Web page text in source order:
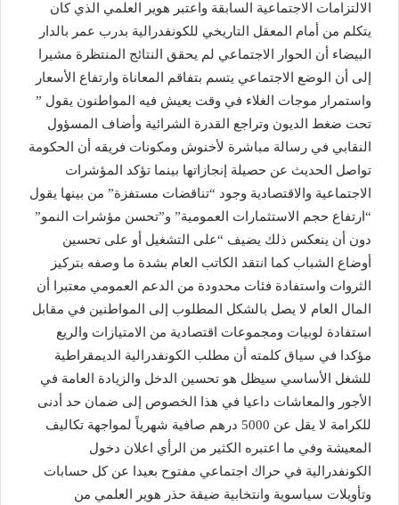
الالتزامات الاجتماعية السابقة واعتبر هوير العلمي الذي كان
يتكلم من أمام المعقل التاريخي للكونفدرالية بدرب عمر بالدار
البيضاء أن الحوار الاجتماعي لم يحقق النتائج المنتظرة مشيرا
إلى أن الوضع الاجتماعي يتسم بتفاقم المعاناة وارتفاع الأسعار
واستمرار موجات الغلاء في وقت يعيش فيه المواطنون يقول ”
تحت ضغط الديون وتراجع القدرة الشرائية وأضاف المسؤول
النقابي في رسالة مباشرة لأخنوش ومكونات فريقه أن الحكومة
تواصل الحديث عن حصيلة إنجازاتها بينما تؤكد المؤشرات
الاجتماعية والاقتصادية وجود “تناقضات مستفزة” من بينها يقول
“ارتفاع حجم الاستثمارات العمومية” و”تحسن مؤشرات النمو”
دون أن ينعكس ذلك يضيف “على التشغيل أو على تحسين
أوضاع الشباب كما انتقد الكاتب العام بشدة ما وصفه بتركيز
الثروات واستفادة فئات محدودة من الدعم العمومي معتبرا أن
المال العام لا يصل بالشكل المطلوب إلى المواطنين في مقابل
استفادة لوبيات ومجموعات اقتصادية من الامتيازات والريع
مؤكدا في سياق كلمته أن مطلب الكونفدرالية الديمقراطية
للشغل الأساسي سيظل هو تحسين الدخل والزيادة العامة في
الأجور والمعاشات داعيا في هذا الخصوص إلى ضمان حد أدنى
للكرامة لا يقل عن 5000 درهم صافية شهرياً لمواجهة تكاليف
المعيشة وفي ما اعتبره الكثير من الرأي اعلان دخول
الكونفدرالية في حراك اجتماعي مفتوح بعيدا عن كل حسابات
وتأويلات سياسوية وانتخابية ضيقة حذر هوير العلمي من